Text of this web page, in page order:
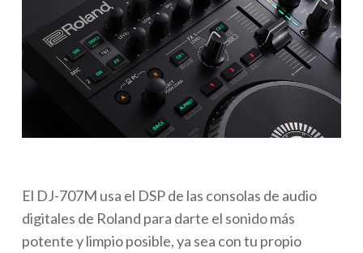
El DJ-707M usa el DSP de las consolas de audio
digitales de Roland para darte el sonido más
potente y limpio posible, ya sea con tu propio